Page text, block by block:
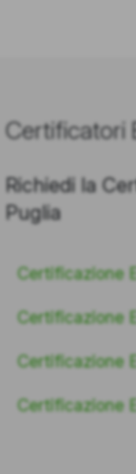
Certificatori
Richiedi la
Puglia
Certificazione
Certificazione
Certificazione
Certificazione